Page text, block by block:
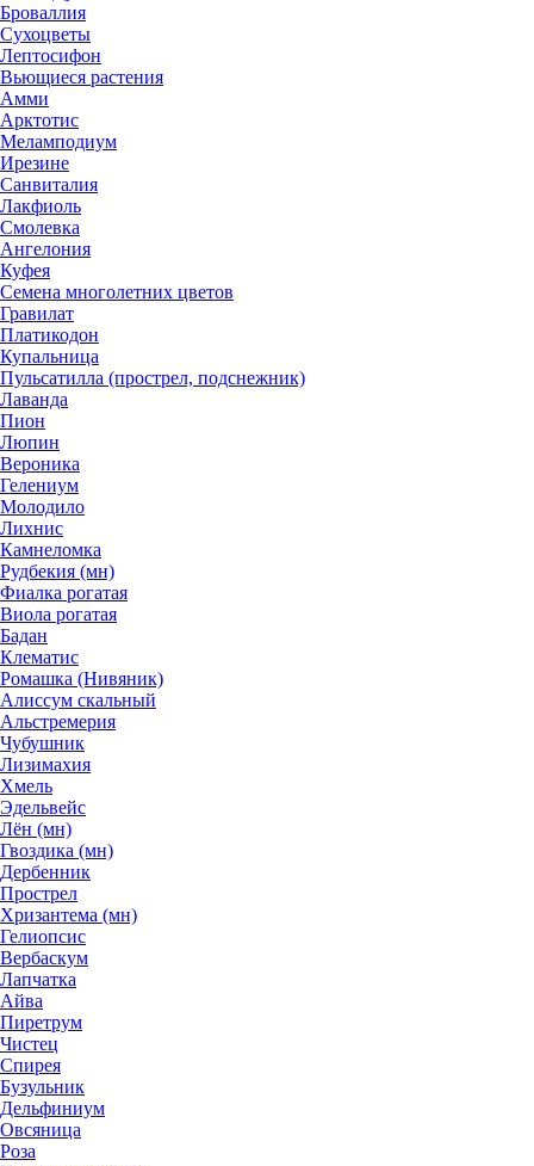
Броваллия
Сухоцветы
Лептосифон
Вьющиеся растения
Амми
Арктотис
Меламподиум
Ирезине
Санвиталия
Лакфиоль
Смолевка
Ангелония
Куфея
Семена многолетних цветов
Гравилат
Платикодон
Купальница
Пульсатилла (прострел, подснежник)
Лаванда
Пион
Люпин
Вероника
Гелениум
Молодило
Лихнис
Камнеломка
Рудбекия (мн)
Фиалка рогатая
Виола рогатая
Бадан
Клематис
Ромашка (Нивяник)
Алиссум скальный
Альстремерия
Чубушник
Лизимахия
Хмель
Эдельвейс
Лён (мн)
Гвоздика (мн)
Дербенник
Прострел
Хризантема (мн)
Гелиопсис
Вербаскум
Лапчатка
Айва
Пиретрум
Чистец
Спирея
Бузульник
Дельфиниум
Овсяница
Роза